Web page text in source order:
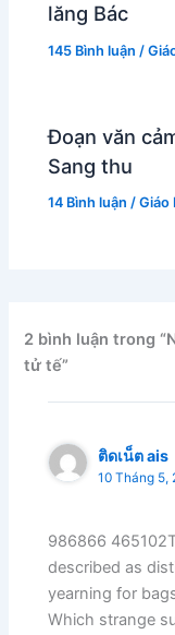
lăng Bác
145 Bình luận /
Đoạn văn
Sang thu
14 Bình luận /Giáo
2 bình luận trong
tử tế”
ติดเน็ต ais
10 Tháng 5,
986866
described as
yearning for
Which strange